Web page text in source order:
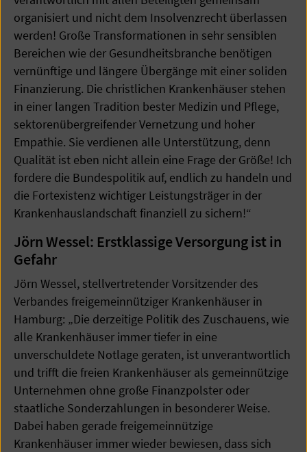
organisiert und nicht dem Insolvenzrecht überlassen
werden! Große Transformationen in sehr sensiblen
Bereichen wie der Gesundheitsbranche benötigen
vernünftige und längere Übergänge mit einer soliden
Finanzierung. Die christlichen Krankenhäuser stehen
in einer langen Tradition bester Medizin und Pflege,
sektorenübergreifender Vernetzung und hoher
Empathie. Sie verdienen alle Unterstützung, denn
Qualität ist eben nicht allein eine Frage der Größe! Ich
fordere die Bundespolitik auf, endlich zu handeln und
die Fortexistenz wichtiger Leistungsträger in der
Krankenhauslandschaft finanziell zu sichern!“
Jörn Wessel: Erstklassige Versorgung ist in
Gefahr
Jörn Wessel, stellvertretender Vorsitzender des
Verbandes freigemeinnütziger Krankenhäuser in
Hamburg: „Die derzeitige Politik des Zuschauens, wie
alle Krankenhäuser immer tiefer in eine
unverschuldete Notlage geraten, ist unverantwortlich
und trifft die freien Krankenhäuser als gemeinnützige
Unternehmen ohne große Finanzpolster oder
staatliche Sonderzahlungen in besonderer Weise.
Dabei haben gerade freigemeinnützige
Krankenhäuser immer wieder bewiesen, dass sich